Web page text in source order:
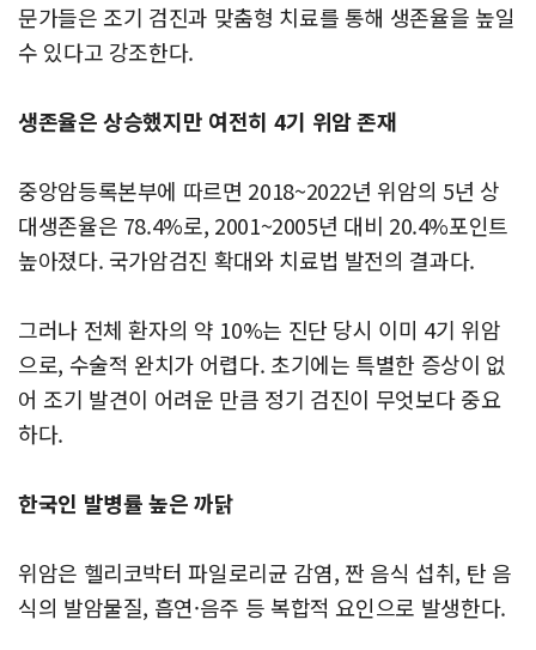
문가들은 조기 검진과 맞춤형 치료를 통해 생존율을 높일
수 있다고 강조한다.
생존율은 상승했지만 여전히 4기 위암 존재
중앙암등록본부에 따르면 2018~2022년 위암의 5년 상
대생존율은 78.4%로, 2001~2005년 대비 20.4%포인트
높아졌다. 국가암검진 확대와 치료법 발전의 결과다.
그러나 전체 환자의 약 10%는 진단 당시 이미 4기 위암
으로, 수술적 완치가 어렵다. 초기에는 특별한 증상이 없
어 조기 발견이 어려운 만큼 정기 검진이 무엇보다 중요
하다.
한국인 발병률 높은 까닭
위암은 헬리코박터 파일로리균 감염, 짠 음식 섭취, 탄 음
식의 발암물질, 흡연·음주 등 복합적 요인으로 발생한다.